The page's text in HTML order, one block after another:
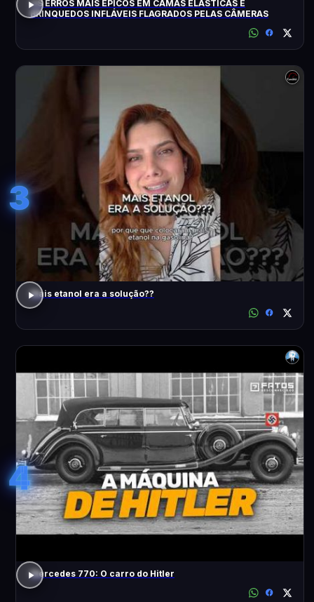
OS ERROS MAIS ÉPICOS EM CAMAS ELÁSTICAS E
BRINQUEDOS INFLÁVEIS FLAGRADOS PELAS CÂMERAS
3
Mais etanol era a solução??
4
Mercedes 770: O carro do Hitler